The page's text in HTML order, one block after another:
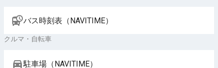
バス時刻表（NAVITIME）
クルマ・自転車
駐車場（NAVITIME）